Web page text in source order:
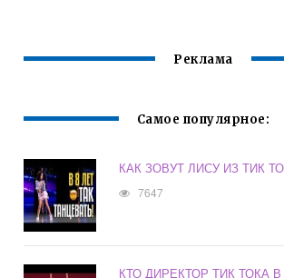
Реклама
Самое популярное:
КАК ЗОВУТ ЛИСУ ИЗ ТИК
7647
КТО ДИРЕКТОР ТИК ТОКА